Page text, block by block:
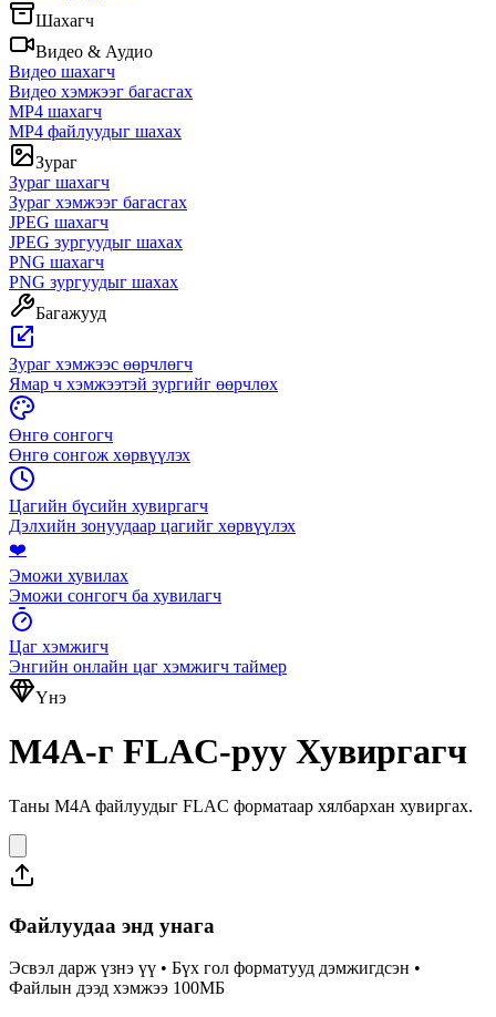
Шахагч
Видео & Аудио
Видео шахагч
Видео хэмжээг багасгах
MP4 шахагч
MP4 файлуудыг шахах
Зураг
Зураг шахагч
Зураг хэмжээг багасгах
JPEG шахагч
JPEG зургуудыг шахах
PNG шахагч
PNG зургуудыг шахах
Багажууд
Зураг хэмжээс өөрчлөгч
Ямар ч хэмжээтэй зургийг өөрчлөх
Өнгө сонгогч
Өнгө сонгож хөрвүүлэх
Цагийн бүсийн хувиргагч
Дэлхийн зонуудаар цагийг хөрвүүлэх
❤️
Эможи хувилах
Эможи сонгогч ба хувилагч
Цаг хэмжигч
Энгийн онлайн цаг хэмжигч таймер
Үнэ
M4A-г FLAC-руу Хувиргагч
Таны M4A файлуудыг FLAC форматаар хялбархан хувиргах.
Файлуудаа энд унага
Эсвэл дарж үзнэ үү • Бүх гол форматууд дэмжигдсэн •
Файлын дээд хэмжээ 100МБ